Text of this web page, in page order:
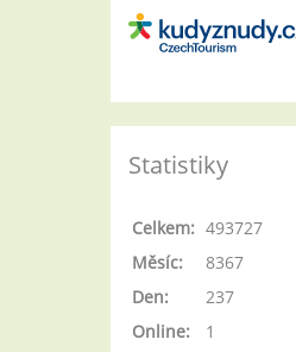
Statistiky
Online: 1
Celkem: 493727
Měsíc:
8367
Den:
237